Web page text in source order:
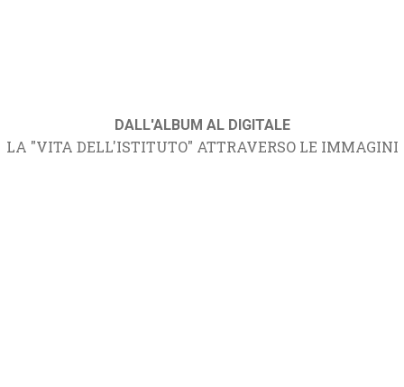
DALL'ALBUM AL DIGITALE
LA "VITA DELL'ISTITUTO" ATTRAVERSO LE IMMAGINI